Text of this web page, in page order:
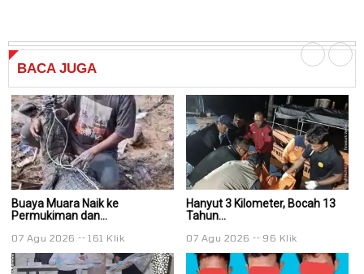
BACA JUGA
Buaya Muara Naik ke
Permukiman dan...
07 Agu 2026 161 Klik
Hanyut 3 Kilometer, Bocah 13
Tahun...
07 Agu 2026 96 Klik